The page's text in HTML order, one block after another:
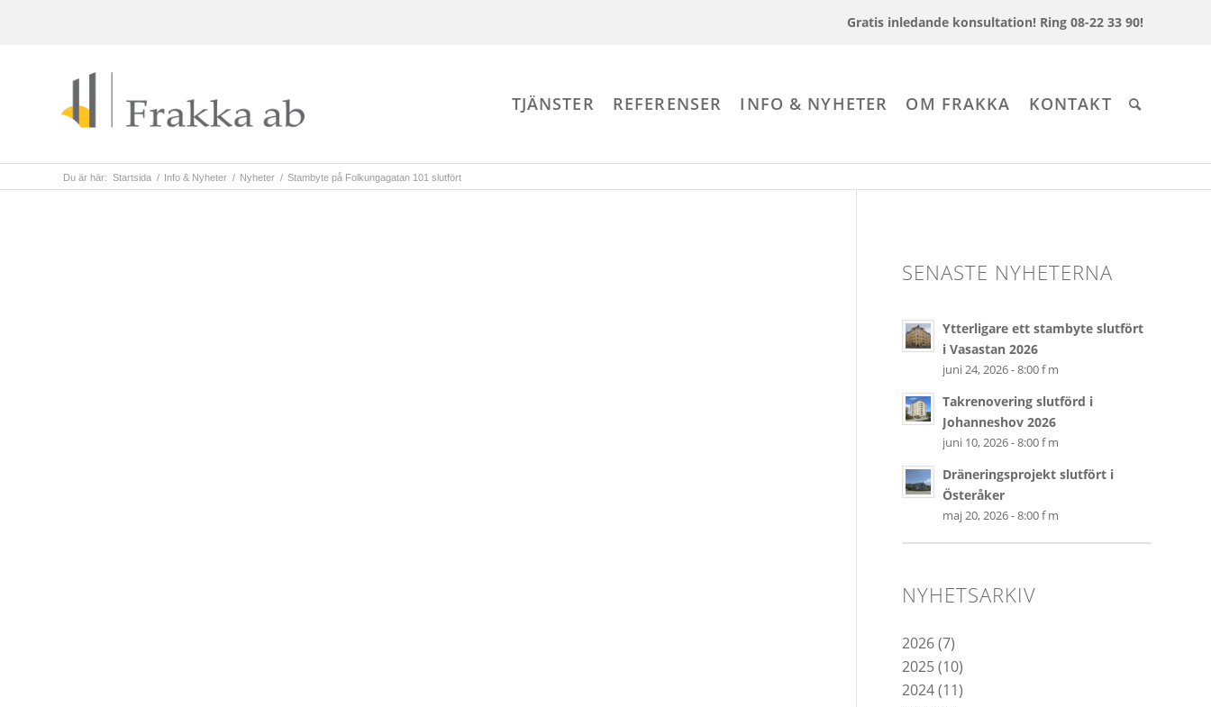
Gratis inledande konsultation! Ring 08-22 33 90!
TJÄNSTER REFERENSER INFO & NYHETER OM FRAKKA KONTAKT
Du är här: Startsida / Info & Nyheter / Nyheter / Stambyte på Folkungagatan 101 slutfört
SENASTE NYHETERNA
Ytterligare ett stambyte slutfört
i Vasastan 2026
juni 24, 2026 - 8:00 f m
Takrenovering slutförd i
Johanneshov 2026
juni 10, 2026 - 8:00 f m
Dräneringsprojekt slutfört i
Österåker
maj 20, 2026 - 8:00 f m
NYHETSARKIV
2026(7)
2025(10)
2024(11)